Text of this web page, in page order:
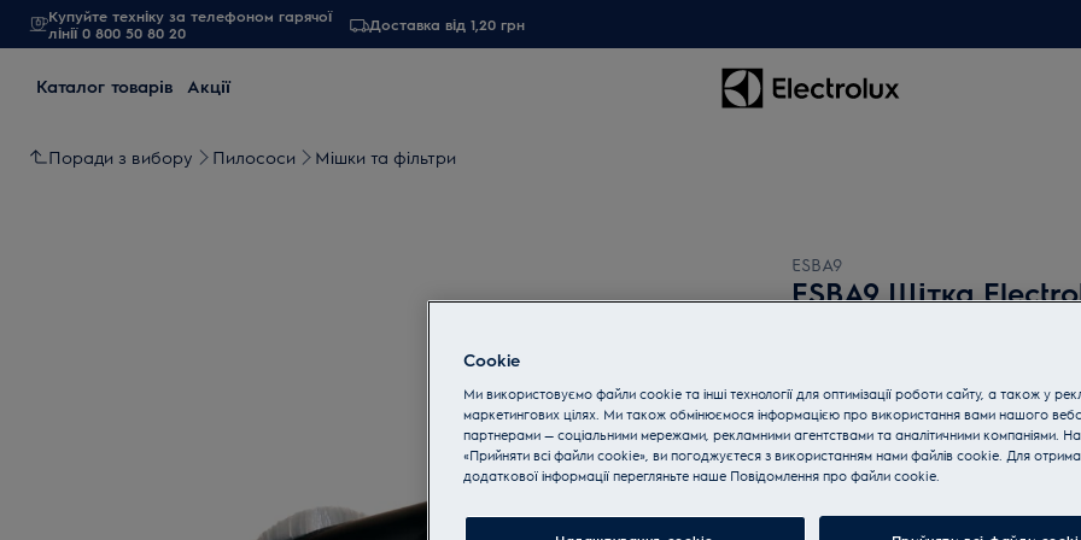
Купуйте техніку за телефоном гарячої
лінії 0 800 50 80 20
Доставка від 1,20 грн
Каталог товарів Акції
Поради з вибору Пилососи Мішки та фільтри
ESBA9
ESBA9 Щітка
Купуйте техніку за
Cookie
Ми використовуємо файли cookie та інші технології для оптимізації роботи сайту, а також у
маркетингових цілях. Ми також обмінюємося інформацією про використання вами нашого
партнерами — соціальними мережами, рекламними агентствами та аналітичними компаніями.
«Прийняти всі файли cookie», ви погоджуєтеся з використанням нами файлів cookie. Для
додаткової інформації перегляньте наше Пoвідомлення прo файли cookie.